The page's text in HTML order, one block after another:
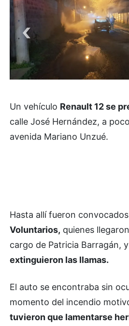
Un vehículo Renault 12 se
calle José Hernández, a
avenida Mariano Unzué.
Hasta allí fueron
Voluntarios, quienes
cargo de Patricia Barragán,
extinguieron las llamas.
El auto se encontraba sin
momento del incendio
tuvieron que lamentarse